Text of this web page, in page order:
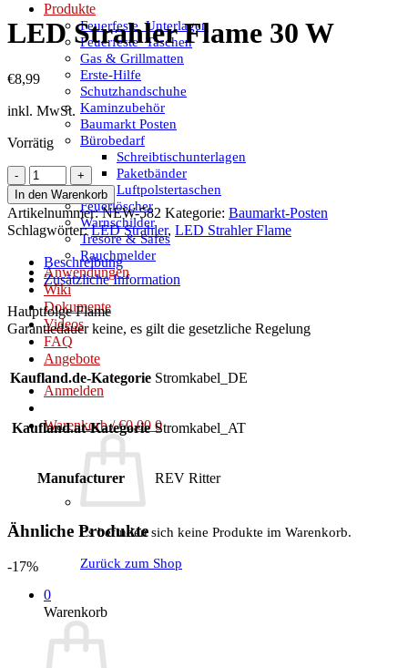
Produkte
Feuerfeste_Unterlagen
Feuerfeste_Taschen
Gas & Grillmatten
Erste-Hilfe
Schutzhandschuhe
Kaminzubehör
Baumarkt Posten
Bürobedarf
Schreibtischunterlagen
Paketbänder
Luftpolstertaschen
Feuerlöscher
Warnschilder
Tresore & Safes
Rauchmelder
Anwendungen
Wiki
Dokumente
Videos
FAQ
Angebote
Anmelden
Warenkorb /€0,00 0
Es befinden sich keine Produkte im Warenkorb.
Zurück zum Shop
0
Warenkorb
LED Strahler Flame 30 W
€8,99
inkl. MwSt.
Vorrätig
LED
Strahler
Flame
30
W
Menge
In den Warenkorb
Artikelnummer:NEW-582 Kategorie: Baumarkt-Posten
Schlagwörter:LED Strahler, LED Strahler Flame
Beschreibung
Zusätzliche Information
Hauptfolge Flame
Garantiedauer keine, es gilt die gesetzliche Regelung
Kaufland.de-Kategorie Stromkabel_DE
Kaufland.at-Kategorie Stromkabel_AT
Manufacturer REV Ritter
Ähnliche Produkte
-17%